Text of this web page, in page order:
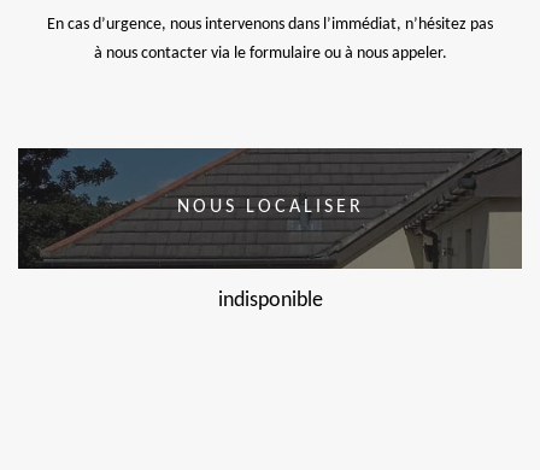
En cas d’urgence, nous intervenons dans l’immédiat, n’hésitez pas
à nous contacter via le formulaire ou à nous appeler.
NOUS LOCALISER
indisponible